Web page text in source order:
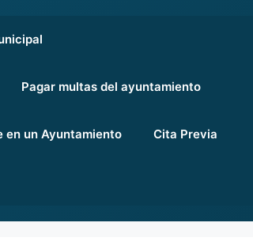
Pagar multas del ayuntamiento
en un Ayuntamiento Cita Previa